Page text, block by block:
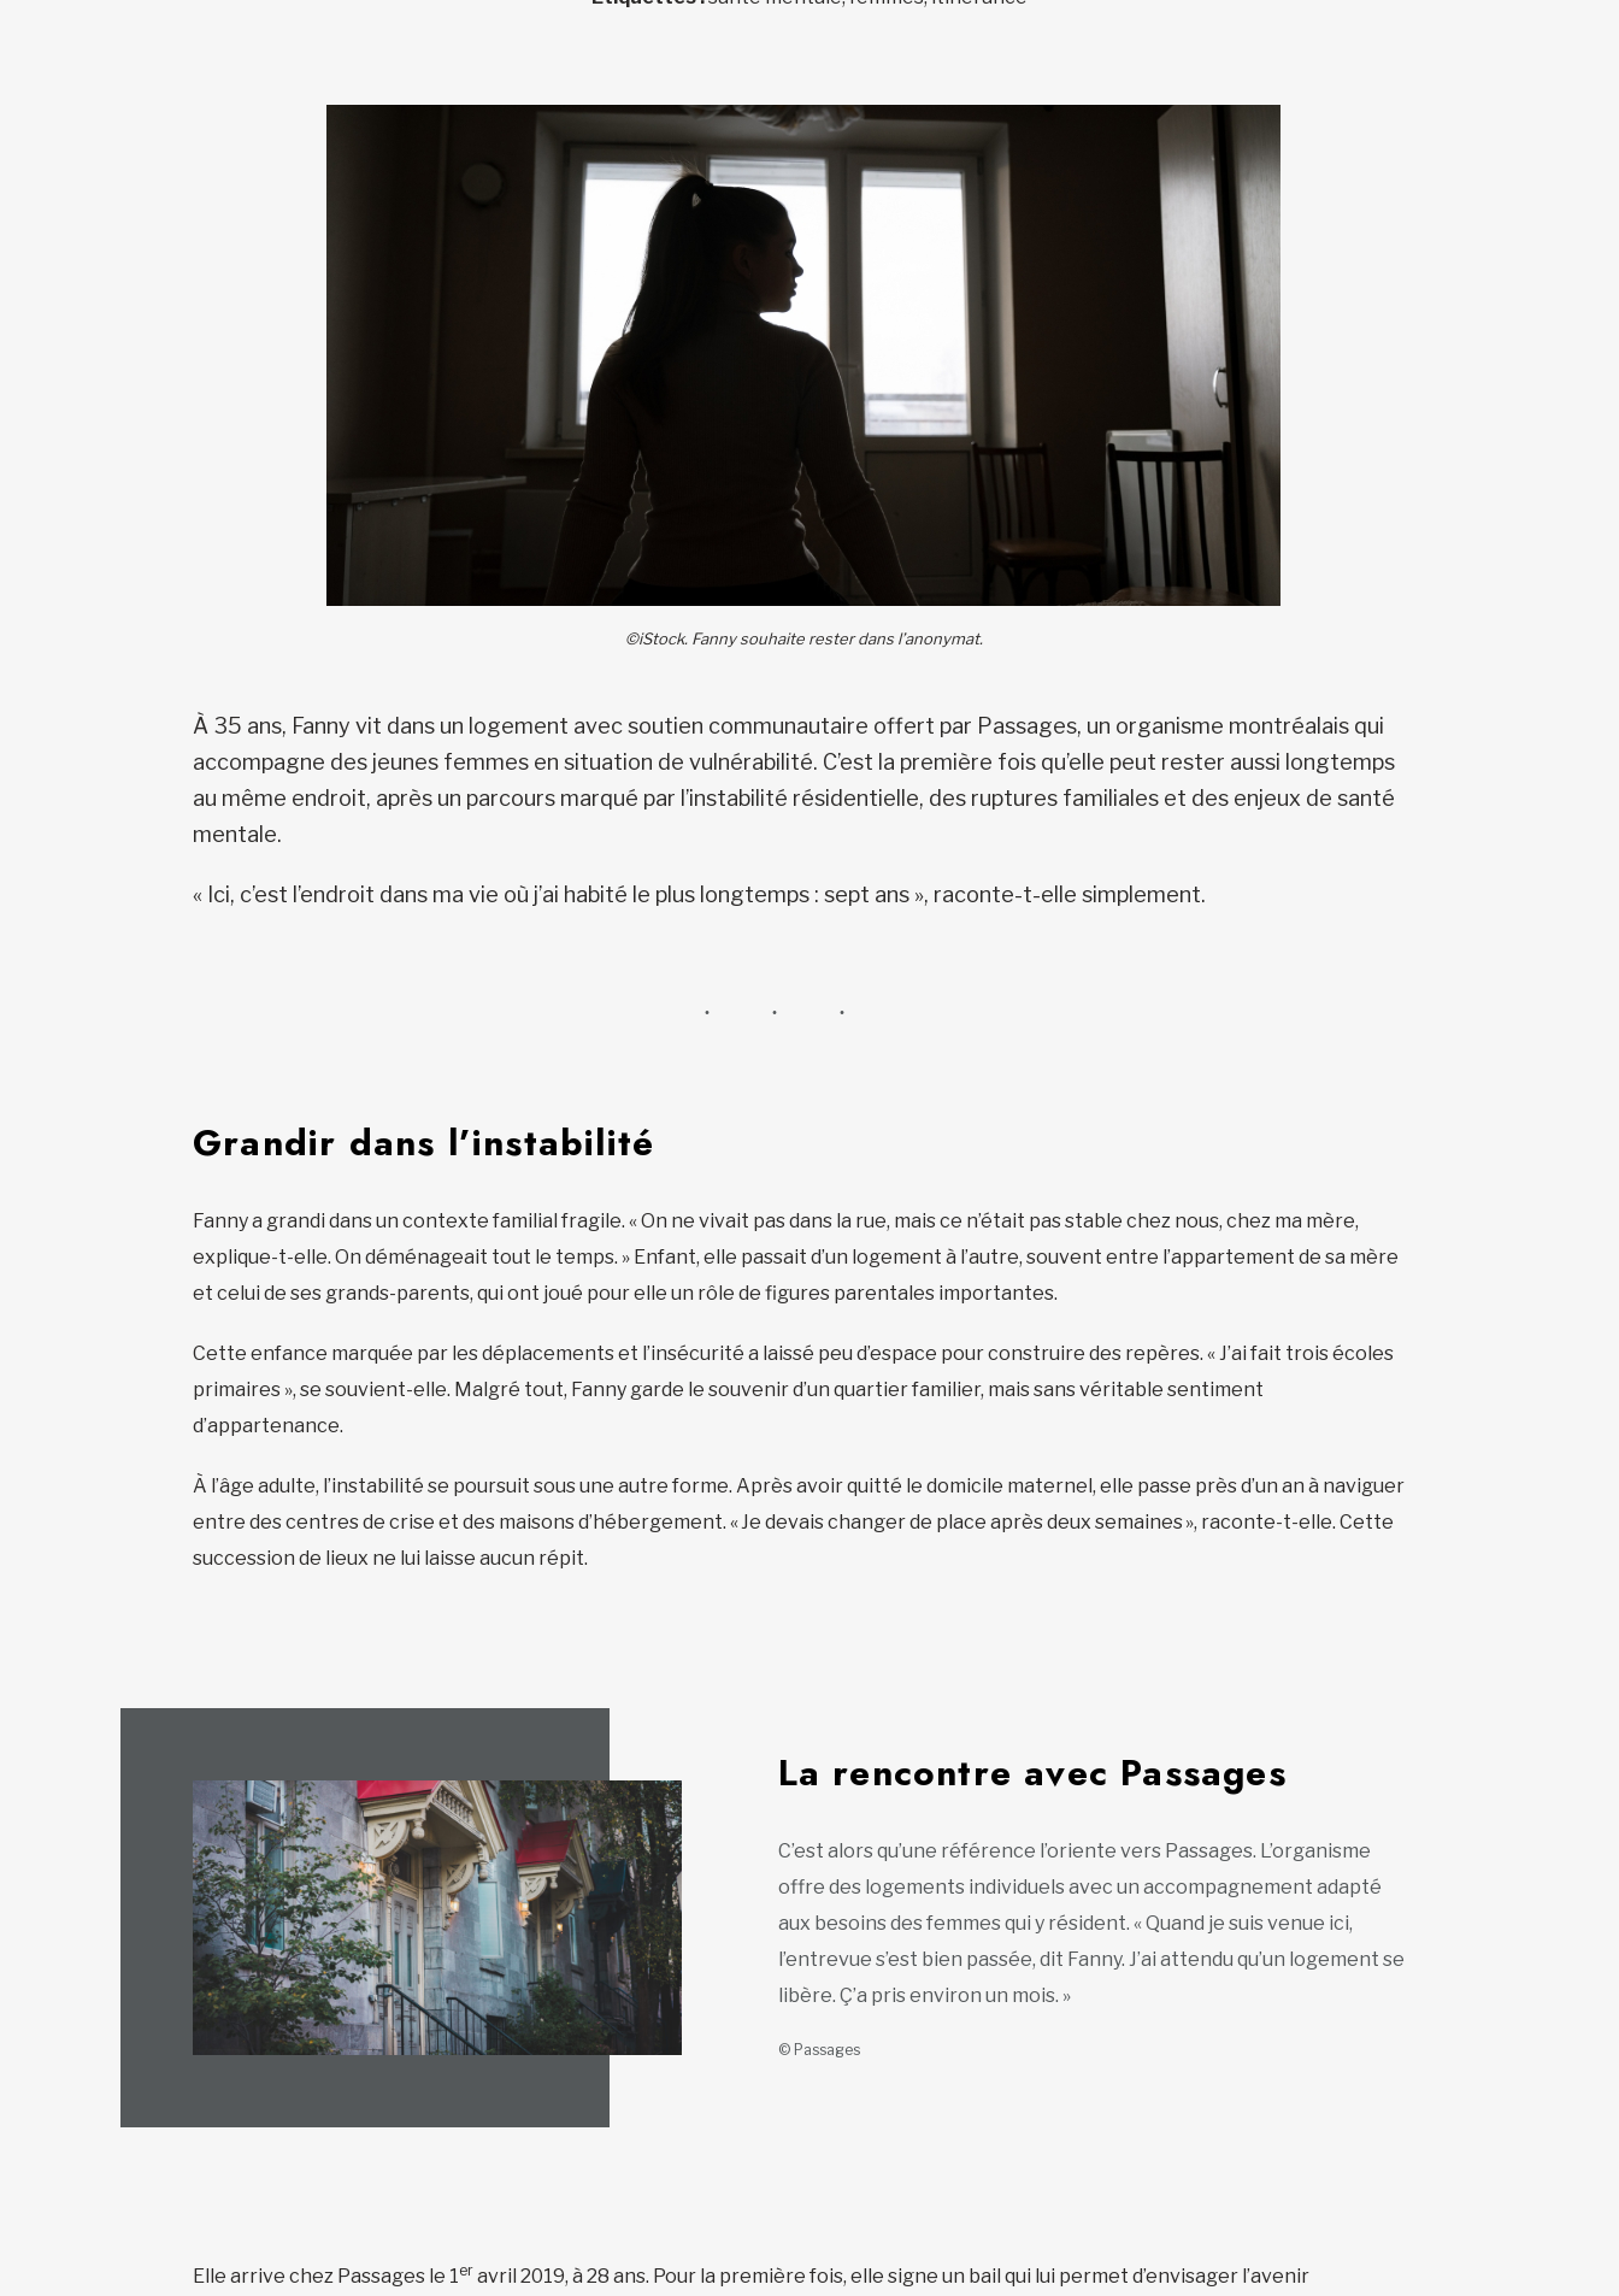
©iStock. Fanny souhaite rester dans l’anonymat.
À 35 ans, Fanny vit dans un logement avec soutien communautaire offert par Passages, un organisme montréalais qui
accompagne des jeunes femmes en situation de vulnérabilité. C’est la première fois qu’elle peut rester aussi longtemps
au même endroit, après un parcours marqué par l’instabilité résidentielle, des ruptures familiales et des enjeux de santé
mentale.
« Ici, c’est l’endroit dans ma vie où j’ai habité le plus longtemps : sept ans », raconte-t-elle simplement.
Grandir dans l’instabilité
Fanny a grandi dans un contexte familial fragile. « On ne vivait pas dans la rue, mais ce n’était pas stable chez nous, chez ma mère,
explique-t-elle. On déménageait tout le temps. » Enfant, elle passait d’un logement à l’autre, souvent entre l’appartement de sa mère
et celui de ses grands-parents, qui ont joué pour elle un rôle de figures parentales importantes.
Cette enfance marquée par les déplacements et l’insécurité a laissé peu d’espace pour construire des repères. « J’ai fait trois écoles
primaires », se souvient-elle. Malgré tout, Fanny garde le souvenir d’un quartier familier, mais sans véritable sentiment
d’appartenance.
À l’âge adulte, l’instabilité se poursuit sous une autre forme. Après avoir quitté le domicile maternel, elle passe près d’un an à naviguer
entre des centres de crise et des maisons d’hébergement. « Je devais changer de place après deux semaines », raconte-t-elle. Cette
succession de lieux ne lui laisse aucun répit.
La rencontre avec Passages
C’est alors qu’une référence l’oriente vers Passages. L’organisme
offre des logements individuels avec un accompagnement adapté
aux besoins des femmes qui y résident. « Quand je suis venue ici,
l’entrevue s’est bien passée, dit Fanny. J’ai attendu qu’un logement se
libère. Ç’a pris environ un mois. »
© Passages
Elle arrive chez Passages le 1er avril 2019, à 28 ans. Pour la première fois, elle signe un bail qui lui permet d’envisager l’avenir